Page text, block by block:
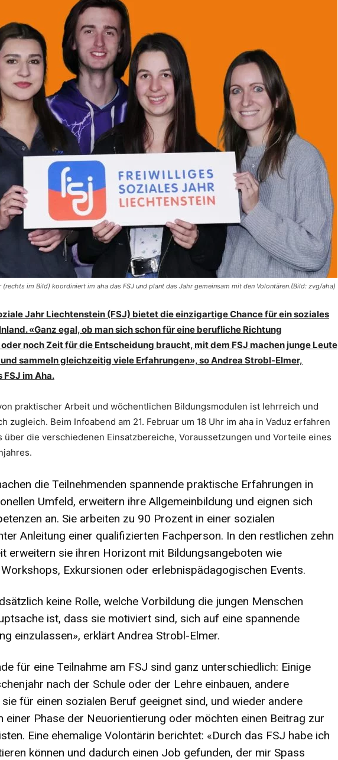
(rechts im Bild) koordiniert im aha das FSJ und plant das Jahr gemeinsam mit den Volontären.(Bild: zvg/aha)
Jahr Liechtenstein (FSJ) bietet die einzigartige Chance für ein soziales
«Ganz egal, ob man sich schon für eine berufliche Richtung
noch Zeit für die Entscheidung braucht, mit dem FSJ machen junge Leute
sammeln gleichzeitig viele Erfahrungen», so Andrea Strobl-Elmer,
FSJ im Aha.
praktischer Arbeit und wöchentlichen Bildungsmodulen ist lehrreich und
zugleich. Beim Infoabend am 21. Februar um 18 Uhr im aha in Vaduz erfahren
über die verschiedenen Einsatzbereiche, Voraussetzungen und Vorteile eines
die Teilnehmenden spannende praktische Erfahrungen in
Umfeld, erweitern ihre Allgemeinbildung und eignen sich
an. Sie arbeiten zu 90 Prozent in einer sozialen
Anleitung einer qualifizierten Fachperson. In den restlichen zehn
erweitern sie ihren Horizont mit Bildungsangeboten wie
Exkursionen oder erlebnispädagogischen Events.
keine Rolle, welche Vorbildung die jungen Menschen
ist, dass sie motiviert sind, sich auf eine spannende
einzulassen», erklärt Andrea Strobl-Elmer.
für eine Teilnahme am FSJ sind ganz unterschiedlich: Einige
nach der Schule oder der Lehre einbauen, andere
für einen sozialen Beruf geeignet sind, und wieder andere
einer Phase der Neuorientierung oder möchten einen Beitrag zur
Eine ehemalige Volontärin berichtet: «Durch das FSJ habe ich
können und dadurch einen Job gefunden, der mir Spass